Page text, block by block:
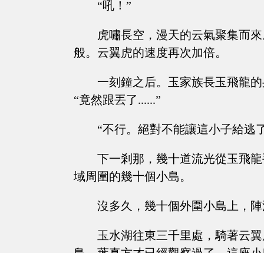
“吼！”
虎嘯長空，漫天的云氣聚集而
般。云翼虎的速度再次加倍。
一刻鐘之后。玉家族長玉飛龍
“竟然跟丟了......”
“不行。絕對不能讓這小子給逃
下一剎那，幾十道流光從玉飛
域周圍的幾十個小島。
沒多久，幾十個外圍小島上，
玉水湖往東三千里處，騎著云